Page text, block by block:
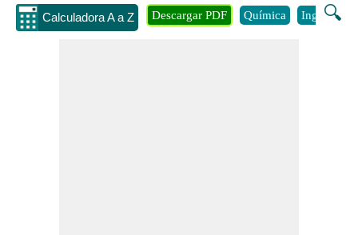
Calculadora A a Z 🔍
Descargar PDF Química Ingenieria